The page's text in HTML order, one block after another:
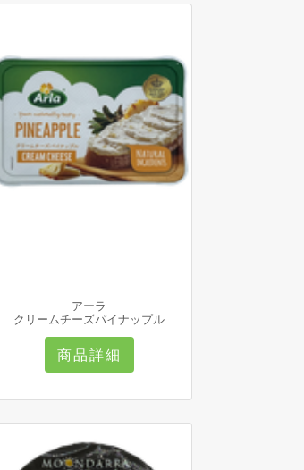
アーラ
クリームチーズパイナップル
商品詳細